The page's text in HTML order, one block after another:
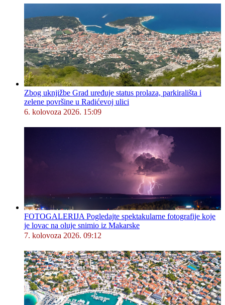
Zbog uknjižbe Grad uređuje status prolaza, parkirališta i
zelene površine u Radićevoj ulici
6. kolovoza 2026. 15:09
FOTOGALERIJA Pogledajte spektakularne fotografije koje
je lovac na oluje snimio iz Makarske
7. kolovoza 2026. 09:12